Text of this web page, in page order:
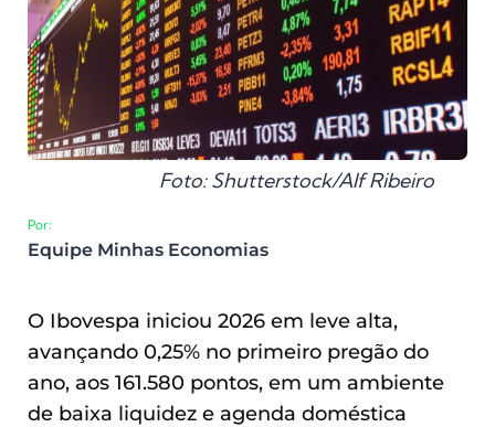
Foto: Shutterstock/Alf Ribeiro
Por:
Equipe Minhas Economias
O Ibovespa iniciou 2026 em leve alta,
avançando 0,25% no primeiro pregão do
ano, aos 161.580 pontos, em um ambiente
de baixa liquidez e agenda doméstica